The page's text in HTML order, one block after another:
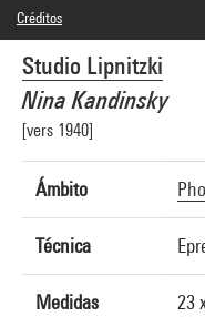
Studio Lipnitzki
Nina Kandinsky
[vers 1940]
Ámbito
Técnica
Medidas
23
Créditos
© Boris Lipnitzki / Agence
Créditos fotográficos : Centre
GrandPalaisRmn
Referencia de la imagen : 4N61615
Difusión de la imagen :